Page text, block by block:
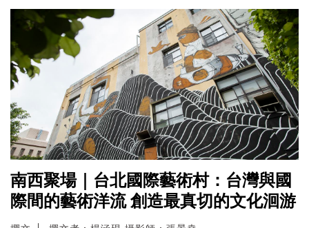
南西聚場｜台北國際藝術村：台灣與國
際間的藝術洋流 創造最真切的文化洄游